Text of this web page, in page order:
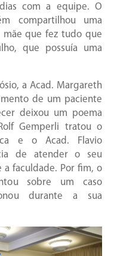
com a equipe. O
compartilhou uma
mãe que fez tudo que
que possuía uma
a Acad. Margareth
de um paciente
deixou um poema
Gemperli tratou o
e o Acad. Flavio
de atender o seu
faculdade. Por fim, o
sobre um caso
durante a sua